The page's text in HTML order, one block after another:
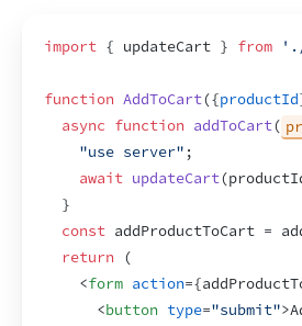
import { updateCart } from
function AddToCart({productId
async function addToCart(
"use server" ;
await updateCart(
}
const addProductToCart =
return
(
<form action={
<button type="submit">